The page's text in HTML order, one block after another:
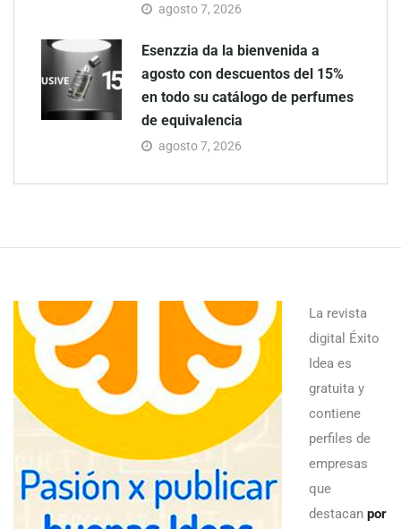
agosto 7, 2026
Esenzzia da la bienvenida a
agosto con descuentos del 15%
en todo su catálogo de perfumes
de equivalencia
agosto 7, 2026
La revista
digital Éxito
Idea es
gratuita y
contiene
perfiles de
empresas
que
destacan por